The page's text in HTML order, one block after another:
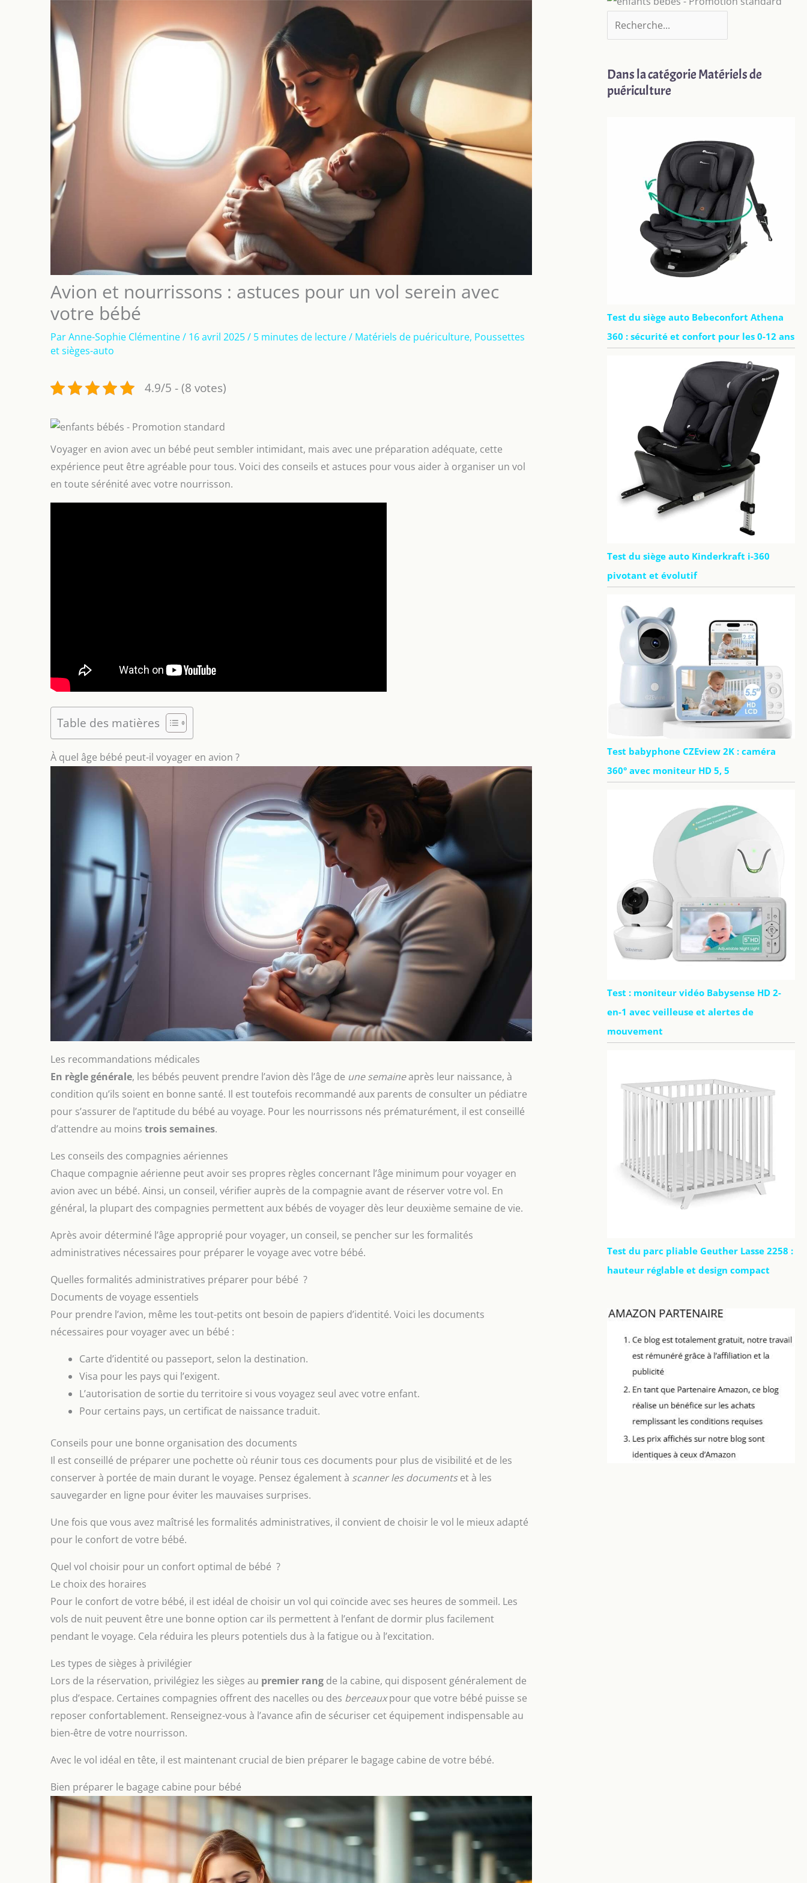
Avion et nourrissons : astuces pour un vol serein avec
votre bébé
ParAnne-Sophie Clémentine/ 16 avril 2025/ 5 minutes de lecture/ Matériels de puériculture, Poussettes
et sièges-auto
4.9/5 - (8 votes)
Voyager en avion avec un bébé peut sembler intimidant, mais avec une préparation adéquate, cette
expérience peut être agréable pour tous. Voici des conseils et astuces pour vous aider à organiser un vol
en toute sérénité avec votre nourrisson.
Table des matières
À quel âge bébé peut-il voyager en avion ?
Les recommandations médicales
En règle générale, les bébés peuvent prendre l’avion dès l’âge de une semaineaprès leur naissance, à
condition qu’ils soient en bonne santé. Il est toutefois recommandé aux parents de consulter un pédiatre
pour s’assurer de l’aptitude du bébé au voyage. Pour les nourrissons nés prématurément, il est conseillé
d’attendre au moins trois semaines.
Les conseils des compagnies aériennes
Chaque compagnie aérienne peut avoir ses propres règles concernant l’âge minimum pour voyager en
avion avec un bébé. Ainsi, un conseil, vérifier auprès de la compagnie avant de réserver votre vol. En
général, la plupart des compagnies permettent aux bébés de voyager dès leur deuxième semaine de vie.
Après avoir déterminé l’âge approprié pour voyager, un conseil, se pencher sur les formalités
administratives nécessaires pour préparer le voyage avec votre bébé.
Quelles formalités administratives préparer pour bébé ?
Documents de voyage essentiels
Pour prendre l’avion, même les tout-petits ont besoin de papiers d’identité. Voici les documents
nécessaires pour voyager avec un bébé :
Carte d’identité ou passeport, selon la destination.
Visa pour les pays qui l’exigent.
L’autorisation de sortie du territoire si vous voyagez seul avec votre enfant.
Pour certains pays, un certificat de naissance traduit.
Conseils pour une bonne organisation des documents
Il est conseillé de préparer une pochette où réunir tous ces documents pour plus de visibilité et de les
conserver à portée de main durant le voyage. Pensez également à scanner les documentset à les
sauvegarder en ligne pour éviter les mauvaises surprises.
Une fois que vous avez maîtrisé les formalités administratives, il convient de choisir le vol le mieux adapté
pour le confort de votre bébé.
Quel vol choisir pour un confort optimal de bébé ?
Le choix des horaires
Pour le confort de votre bébé, il est idéal de choisir un vol qui coïncide avec ses heures de sommeil. Les
vols de nuit peuvent être une bonne option car ils permettent à l’enfant de dormir plus facilement
pendant le voyage. Cela réduira les pleurs potentiels dus à la fatigue ou à l’excitation.
Les types de sièges à privilégier
Lors de la réservation, privilégiez les sièges au premier rang de la cabine, qui disposent généralement de
plus d’espace. Certaines compagnies offrent des nacelles ou des berceauxpour que votre bébé puisse se
reposer confortablement. Renseignez-vous à l’avance afin de sécuriser cet équipement indispensable au
bien-être de votre nourrisson.
Avec le vol idéal en tête, il est maintenant crucial de bien préparer le bagage cabine de votre bébé.
Bien préparer le bagage cabine pour bébé
Dans la catégorie Matériels de
puériculture
Test du siège auto Bebeconfort Athena
360 : sécurité et confort pour les 0-12 ans
Test du siège auto Kinderkraft i-360
pivotant et évolutif
Test babyphone CZEview 2K : caméra
360° avec moniteur HD 5, 5
Test : moniteur vidéo Babysense HD 2-
en-1 avec veilleuse et alertes de
mouvement
Test du parc pliable Geuther Lasse 2258 :
hauteur réglable et design compact